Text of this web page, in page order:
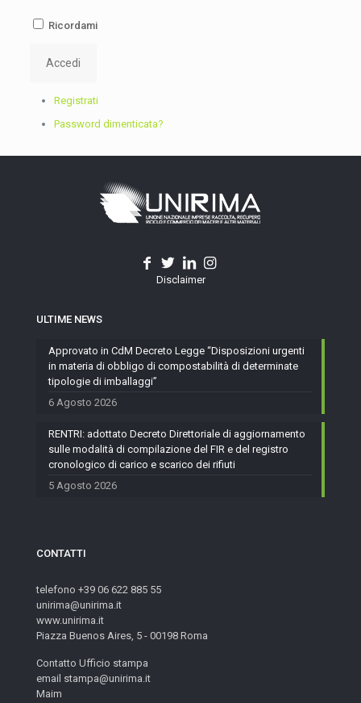
Ricordami
Accedi
Registrati
Password dimenticata?
Disclaimer
ULTIME NEWS
Approvato in CdM Decreto Legge “Disposizioni urgenti
in materia di obbligo di compostabilità di determinate
tipologie di imballaggi”
6 Agosto 2026
RENTRI: adottato Decreto Direttoriale di aggiornamento
sulle modalità di compilazione del FIR e del registro
cronologico di carico e scarico dei rifiuti
5 Agosto 2026
CONTATTI
telefono +39 06 622 885 55
unirima@unirima.it
www.unirima.it
Piazza Buenos Aires, 5 - 00198 Roma
Contatto Ufficio stampa
email stampa@unirima.it
Maim